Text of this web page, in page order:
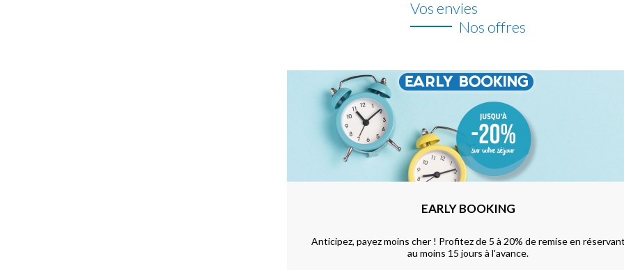
Vos envies
Nos offres
EARLY BOOKING
Anticipez, payez moins cher ! Profitez de 5 à 20% de remise en réservant
au moins 15 jours à l'avance.